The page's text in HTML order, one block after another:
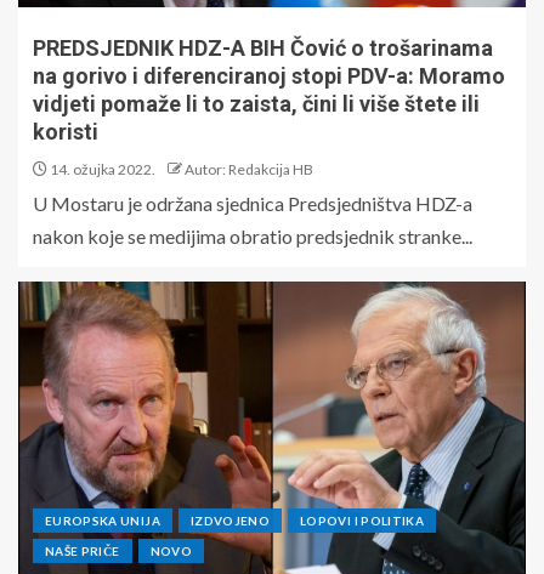
PREDSJEDNIK HDZ-A BIH Čović o trošarinama
na gorivo i diferenciranoj stopi PDV-a: Moramo
vidjeti pomaže li to zaista, čini li više štete ili
koristi
14. ožujka 2022. Autor: Redakcija HB
U Mostaru je održana sjednica Predsjedništva HDZ-a
nakon koje se medijima obratio predsjednik stranke...
EUROPSKA UNIJA IZDVOJENO LOPOVI I POLITIKA
NAŠE PRIČE NOVO